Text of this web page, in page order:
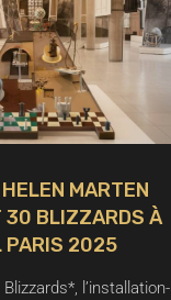
MARTEN
30 BLIZZARDS À
PARIS 2025
l’installation-